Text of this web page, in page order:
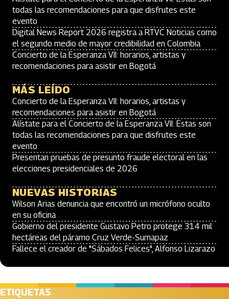
todas las recomendaciones para que disfrutes este
evento
Digital News Report 2026 registra a RTVC Noticias como
el segundo medio de mayor credibilidad en Colombia
Concierto de la Esperanza VII: horarios, artistas y
recomendaciones para asistir en Bogotá
MÁS LEÍDO
Concierto de la Esperanza VII: horarios, artistas y
recomendaciones para asistir en Bogotá
Alístate para el Concierto de la Esperanza VII: Estas son
todas las recomendaciones para que disfrutes este
evento
Presentan pruebas de presunto fraude electoral en las
elecciones presidenciales de 2026
NUEVAS HISTORIAS
Wilson Arias denuncia que encontró un micrófono oculto
en su oficina
Gobierno del presidente Gustavo Petro protege 314 mil
hectáreas del páramo Cruz Verde-Sumapaz
Fallece el creador de "Sábados Felices", Alfonso Lizarazo
ETIQUETAS